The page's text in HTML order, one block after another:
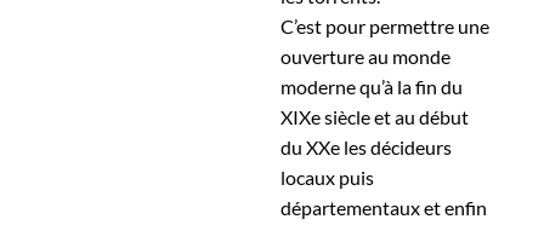
C’est pour permettre une
ouverture au monde
moderne qu’à la fin du
XIXe siècle et au début
du XXe les décideurs
locaux puis
départementaux et enfin